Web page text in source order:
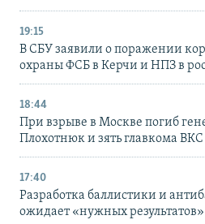
19:15
В СБУ заявили о поражении
охраны ФСБ в Керчи и НПЗ в
18:44
При взрыве в Москве погиб
Плохотнюк и зять главкома
17:40
Разработка баллистики и
ожидает «нужных